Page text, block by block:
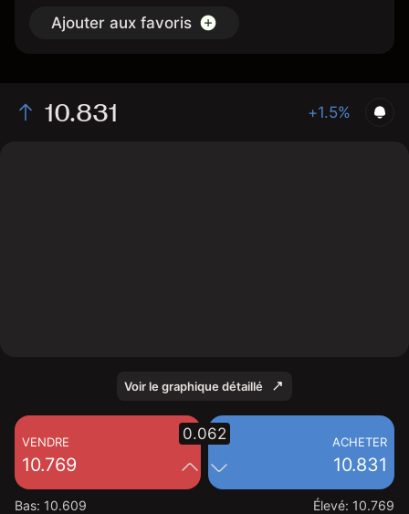
Ajouter aux favoris
10.831 +1.5%
Voir le graphique détaillé
VENDRE
10.769
ACHETER
10.831
0.062
Bas: 10.609 Élevé: 10.769